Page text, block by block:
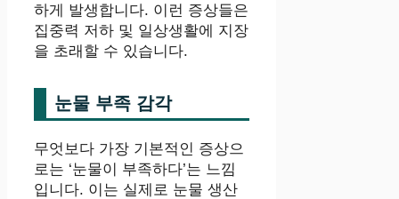
하게 발생합니다. 이런 증상들은
집중력 저하 및 일상생활에 지장
을 초래할 수 있습니다.
눈물 부족 감각
무엇보다 가장 기본적인 증상으
로는 ‘눈물이 부족하다’는 느낌
입니다. 이는 실제로 눈물 생산